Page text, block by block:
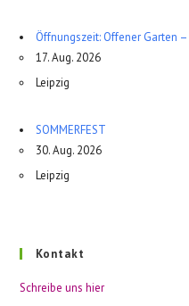
Öffnungszeit: Offener Garten
17. Aug. 2026
Leipzig
SOMMERFEST
30. Aug. 2026
Leipzig
Kontakt
Schreibe uns hier